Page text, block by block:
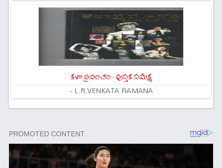
కళా ప్రపంచం - పుస్తక సమీక్ష
- L.R.VENKATA RAMANA